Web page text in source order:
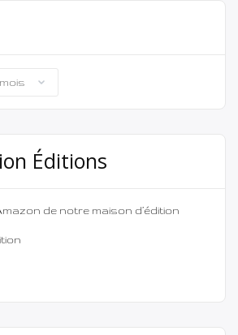
Éditions
de notre maison d’édition